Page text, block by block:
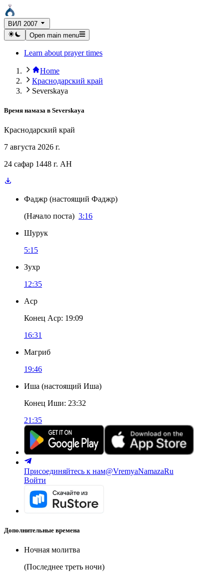
ВИЛ 2007
Open main menu
Learn about prayer times
Home
Краснодарский край
Severskaya
Время намаза в Severskaya
Краснодарский край
7 августа 2026 г.
24 сафар 1448 г. AH
Фаджр (настоящий Фаджр)
(Начало поста) 3:16
Шурук
5:15
Зухр
12:35
Аср
Конец Аср: 19:09
16:31
Магриб
19:46
Иша (настоящий Иша)
Конец Иши: 23:32
21:35
Присоединяйтесь к нам@VremyaNamazaRu
Войти
Дополнительные времена
Ночная молитва
(Последнее треть ночи)